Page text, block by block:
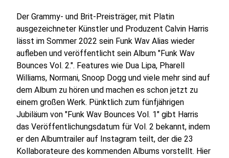
Der Grammy- und Brit-Preisträger, mit Platin
ausgezeichneter Künstler und Produzent Calvin Harris
lässt im Sommer 2022 sein Funk Wav Alias wieder
aufleben und veröffentlicht sein Album "Funk Wav
Bounces Vol. 2.". Features wie Dua Lipa, Pharell
Williams, Normani, Snoop Dogg und viele mehr sind auf
dem Album zu hören und machen es schon jetzt zu
einem großen Werk. Pünktlich zum fünfjährigen
Jubiläum von "Funk Wav Bounces Vol. 1" gibt Harris
das Veröffentlichungsdatum für Vol. 2 bekannt, indem
er den Albumtrailer auf Instagram teilt, der die 23
Kollaborateure des kommenden Albums vorstellt. Hier